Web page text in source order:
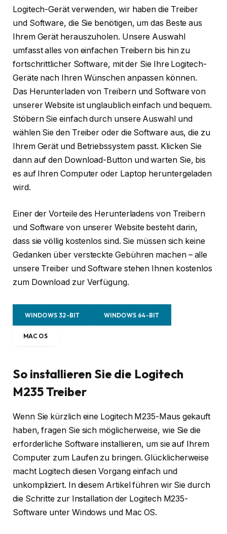
Logitech-Gerät verwenden, wir haben die Treiber
und Software, die Sie benötigen, um das Beste aus
Ihrem Gerät herauszuholen. Unsere Auswahl
umfasst alles von einfachen Treibern bis hin zu
fortschrittlicher Software, mit der Sie Ihre Logitech-
Geräte nach Ihren Wünschen anpassen können.
Das Herunterladen von Treibern und Software von
unserer Website ist unglaublich einfach und bequem.
Stöbern Sie einfach durch unsere Auswahl und
wählen Sie den Treiber oder die Software aus, die zu
Ihrem Gerät und Betriebssystem passt. Klicken Sie
dann auf den Download-Button und warten Sie, bis
es auf Ihren Computer oder Laptop heruntergeladen
wird.
Einer der Vorteile des Herunterladens von Treibern
und Software von unserer Website besteht darin,
dass sie völlig kostenlos sind. Sie müssen sich keine
Gedanken über versteckte Gebühren machen – alle
unsere Treiber und Software stehen Ihnen kostenlos
zum Download zur Verfügung.
WINDOWS 32-BIT WINDOWS 64-BIT
MAC OS
So installieren Sie die Logitech
M235 Treiber
Wenn Sie kürzlich eine Logitech M235-Maus gekauft
haben, fragen Sie sich möglicherweise, wie Sie die
erforderliche Software installieren, um sie auf Ihrem
Computer zum Laufen zu bringen. Glücklicherweise
macht Logitech diesen Vorgang einfach und
unkompliziert. In diesem Artikel führen wir Sie durch
die Schritte zur Installation der Logitech M235-
Software unter Windows und Mac OS.